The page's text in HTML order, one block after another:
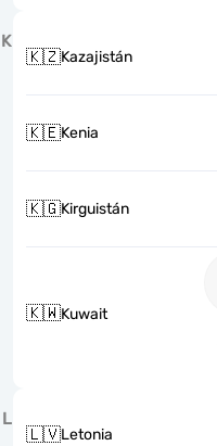
K
🇰🇿Kazajistán
🇰🇪Kenia
🇰🇬Kirguistán
🇰🇼Kuwait
L
🇱🇻Letonia